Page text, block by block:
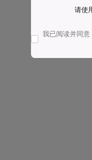
请使
我已阅读并同意